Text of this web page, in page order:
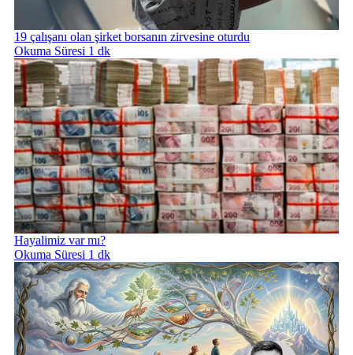
19 çalışanı olan şirket borsanın zirvesine oturdu
Okuma Süresi 1 dk
Hayalimiz var mı?
Okuma Süresi 1 dk